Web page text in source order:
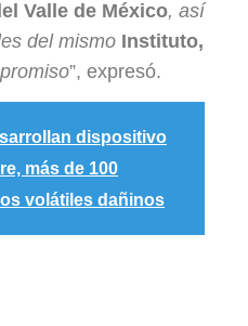
Valle de México, así
del mismo Instituto,
”, expresó.
dispositivo
más de 100
volátiles dañinos